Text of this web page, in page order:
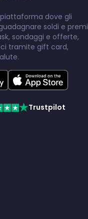
dove gli
soldi e premi
sondaggi e offerte,
tramite gift card,
Trustpilot